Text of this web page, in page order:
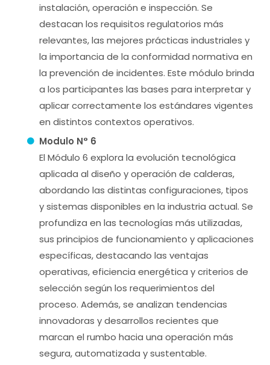
instalación, operación e inspección. Se
destacan los requisitos regulatorios más
relevantes, las mejores prácticas industriales y
la importancia de la conformidad normativa en
la prevención de incidentes. Este módulo brinda
a los participantes las bases para interpretar y
aplicar correctamente los estándares vigentes
en distintos contextos operativos.
Modulo N° 6
El Módulo 6 explora la evolución tecnológica
aplicada al diseño y operación de calderas,
abordando las distintas configuraciones, tipos
y sistemas disponibles en la industria actual. Se
profundiza en las tecnologías más utilizadas,
sus principios de funcionamiento y aplicaciones
específicas, destacando las ventajas
operativas, eficiencia energética y criterios de
selección según los requerimientos del
proceso. Además, se analizan tendencias
innovadoras y desarrollos recientes que
marcan el rumbo hacia una operación más
segura, automatizada y sustentable.